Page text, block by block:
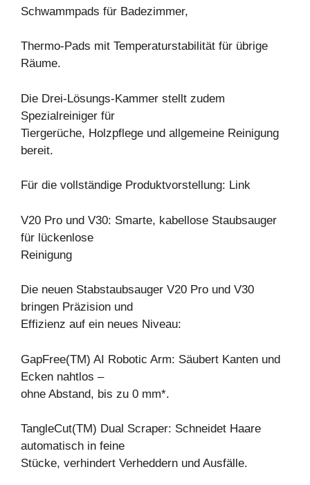
Schwammpads für Badezimmer,
Thermo-Pads mit Temperaturstabilität für übrige
Räume.
Die Drei-Lösungs-Kammer stellt zudem
Spezialreiniger für
Tiergerüche, Holzpflege und allgemeine Reinigung
bereit.
Für die vollständige Produktvorstellung: Link
V20 Pro und V30: Smarte, kabellose Staubsauger
für lückenlose
Reinigung
Die neuen Stabstaubsauger V20 Pro und V30
bringen Präzision und
Effizienz auf ein neues Niveau:
GapFree(TM) AI Robotic Arm: Säubert Kanten und
Ecken nahtlos –
ohne Abstand, bis zu 0 mm*.
TangleCut(TM) Dual Scraper: Schneidet Haare
automatisch in feine
Stücke, verhindert Verheddern und Ausfälle.